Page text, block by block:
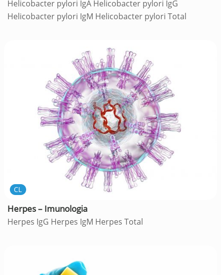
Helicobacter pylori IgA Helicobacter pylori IgG
Helicobacter pylori IgM Helicobacter pylori Total
CL
Herpes – Imunologia
Herpes IgG Herpes IgM Herpes Total